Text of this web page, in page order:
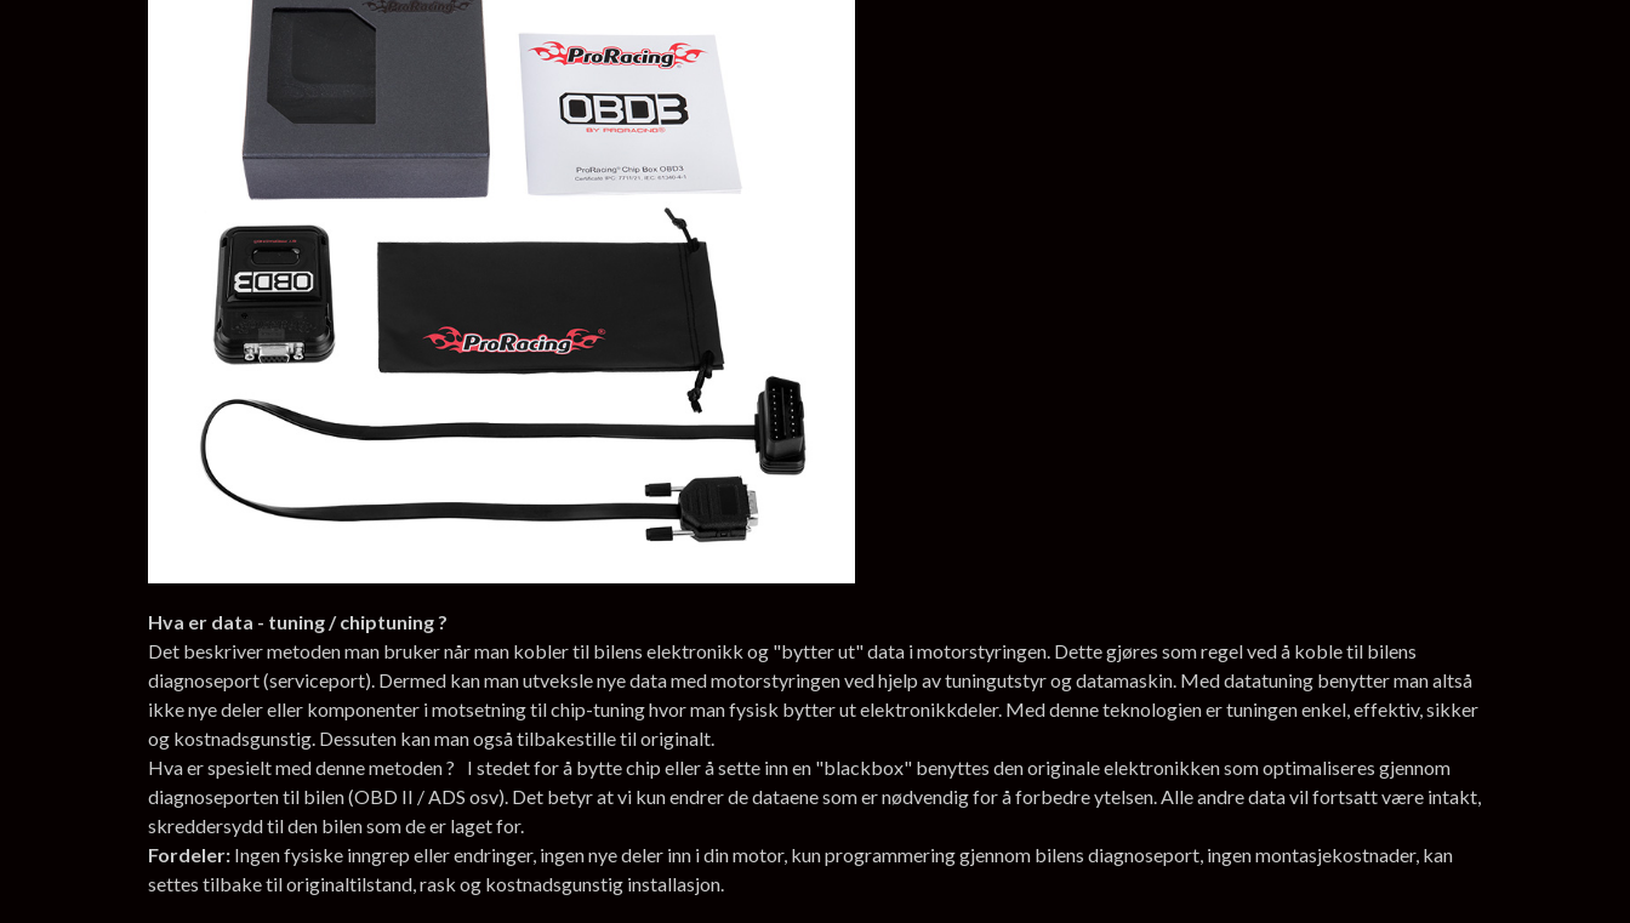
Hva er data - tuning / chiptuning ?
Det beskriver metoden man bruker når man kobler til bilens elektronikk og "bytter ut" data i motorstyringen. Dette gjøres som regel ved å koble til bilens
diagnoseport (serviceport). Dermed kan man utveksle nye data med motorstyringen ved hjelp av tuningutstyr og datamaskin. Med datatuning benytter man altså
ikke nye deler eller komponenter i motsetning til chip-tuning hvor man fysisk bytter ut elektronikkdeler. Med denne teknologien er tuningen enkel, effektiv, sikker
og kostnadsgunstig. Dessuten kan man også tilbakestille til originalt.
Hva er spesielt med denne metoden ? I stedet for å bytte chip eller å sette inn en "blackbox" benyttes den originale elektronikken som optimaliseres gjennom
diagnoseporten til bilen (OBD II / ADS osv). Det betyr at vi kun endrer de dataene som er nødvendig for å forbedre ytelsen. Alle andre data vil fortsatt være intakt,
skreddersydd til den bilen som de er laget for.
Fordeler: Ingen fysiske inngrep eller endringer, ingen nye deler inn i din motor, kun programmering gjennom bilens diagnoseport, ingen montasjekostnader, kan
settes tilbake til originaltilstand, rask og kostnadsgunstig installasjon.